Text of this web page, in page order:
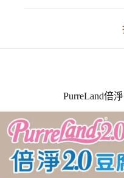
PurreLand倍